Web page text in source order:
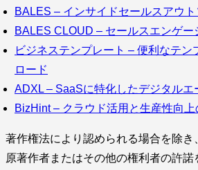
BALES – インサイドセールスアウ
BALES CLOUD – セールスエンゲー
ビジネステンプレート – 便利なテン
ロード
ADXL – SaaSに特化したデジタルエ
BizHint – クラウド活用と生産性向上
著作権法により認められる場合を除き
原著作者またはその他の権利者の許